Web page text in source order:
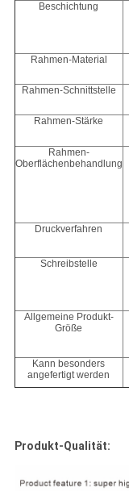
Beschichtung
Rahmen-Material
Rahmen-Schnittstelle
Rahmen-Stärke
Rahmen-
Oberflächenbehandlung
Druckverfahren
Schreibstelle
Allgemeine Produkt-
Größe
Kann besonders
angefertigt werden
Produkt-Qualität: